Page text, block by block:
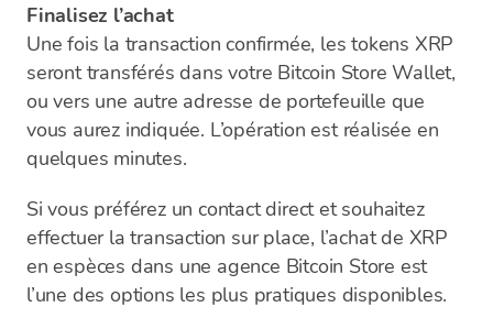
Finalisez l’achat
Une fois la transaction confirmée, les tokens XRP
seront transférés dans votre Bitcoin Store Wallet,
ou vers une autre adresse de portefeuille que
vous aurez indiquée. L’opération est réalisée en
quelques minutes.
Si vous préférez un contact direct et souhaitez
effectuer la transaction sur place, l’achat de XRP
en espèces dans une agence Bitcoin Store est
l’une des options les plus pratiques disponibles.